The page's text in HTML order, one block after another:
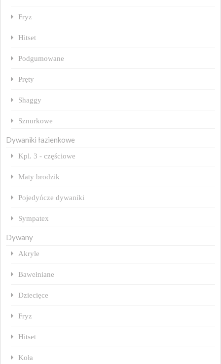
Fryz
Hitset
Podgumowane
Pręty
Shaggy
Sznurkowe
Dywaniki łazienkowe
Kpl. 3 - częściowe
Maty brodzik
Pojedyńcze dywaniki
Sympatex
Dywany
Akryle
Bawełniane
Dziecięce
Fryz
Hitset
Koła